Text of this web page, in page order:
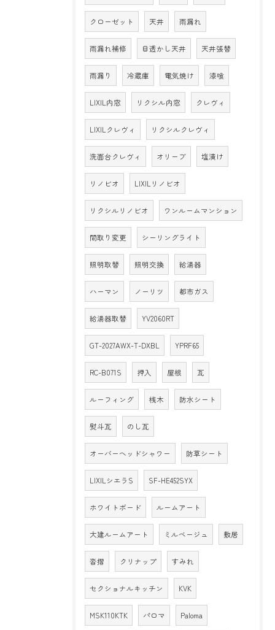
クローゼット 天井 雨漏れ
雨漏れ補修 目透かし天井 天井張替
雨漏り 冷蔵庫 電気焼け 漆喰
LIXIL内窓 リクシル内窓 クレヴィ
LIXILクレヴィ リクシルクレヴィ
洗面台クレヴィ オリーブ 塩漬け
リノビオ LIXILリノビオ
リクシルリノビオ ワンルームマンション
間取り変更 シーリングライト
照明取替 照明交換 給湯器
ハーマン ノーリツ 都市ガス
給湯器取替 YV2060RT
GT-2027AWX-T-DXBL YPRF65
RC-B071S 押入 屋根 瓦
ルーフィング 桟木 防水シート
熨斗瓦 のし瓦
オーバーヘッドシャワー 防草シート
LIXILシエラS SF-HE452SYX
ホワイトボード ルームアート
大建ルームアート ミルベージュ 敷居
沓摺 クリナップ すみれ
セクショナルキッチン KVK
MSK110KTK パロマ Paloma